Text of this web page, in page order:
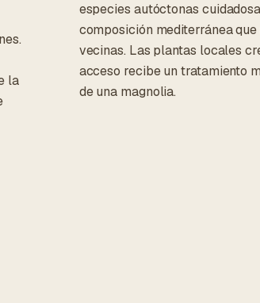
la
especies autóctonas
composición mediterránea
vecinas. Las plantas locales
acceso recibe un tratamiento
de una magnolia.